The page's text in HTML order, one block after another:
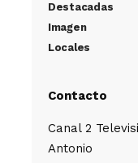
Destacadas
Imagen
Locales
Contacto
Canal 2
Antonio